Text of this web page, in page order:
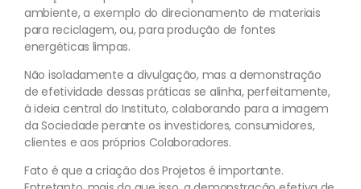
ambiente, a exemplo do direcionamento de materiais
para reciclagem, ou, para produção de fontes
energéticas limpas.
Não isoladamente a divulgação, mas a demonstração
de efetividade dessas práticas se alinha, perfeitamente,
à ideia central do Instituto, colaborando para a imagem
da Sociedade perante os investidores, consumidores,
clientes e aos próprios Colaboradores.
Fato é que a criação dos Projetos é importante.